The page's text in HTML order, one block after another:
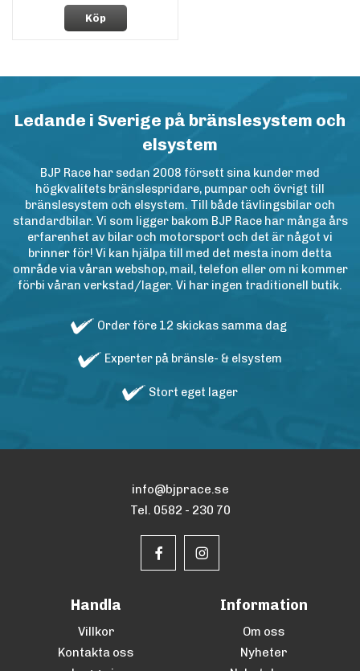
Köp
Ledande i Sverige på bränslesystem och
elsystem
BJP Race har sedan 2008 försett sina kunder med
högkvalitets bränslespridare, pumpar och övrigt till
bränslesystem och elsystem. Till både tävlingsbilar och
standardbilar. Vi som ligger bakom BJP Race har många års
erfarenhet av bilar och motorsport och det är något vi
brinner för! Vi kan hjälpa till med det mesta inom detta
område via våran webshop, mail, telefon eller om ni kommer
förbi våran verkstad/lager. Vi har ingen traditionell butik.
Order före 12 skickas samma dag
Experter på bränsle- & elsystem
Stort eget lager
info@bjprace.se
Tel. 0582 - 230 70
Handla
Villkor
Kontakta oss
Information
Om oss
Nyheter